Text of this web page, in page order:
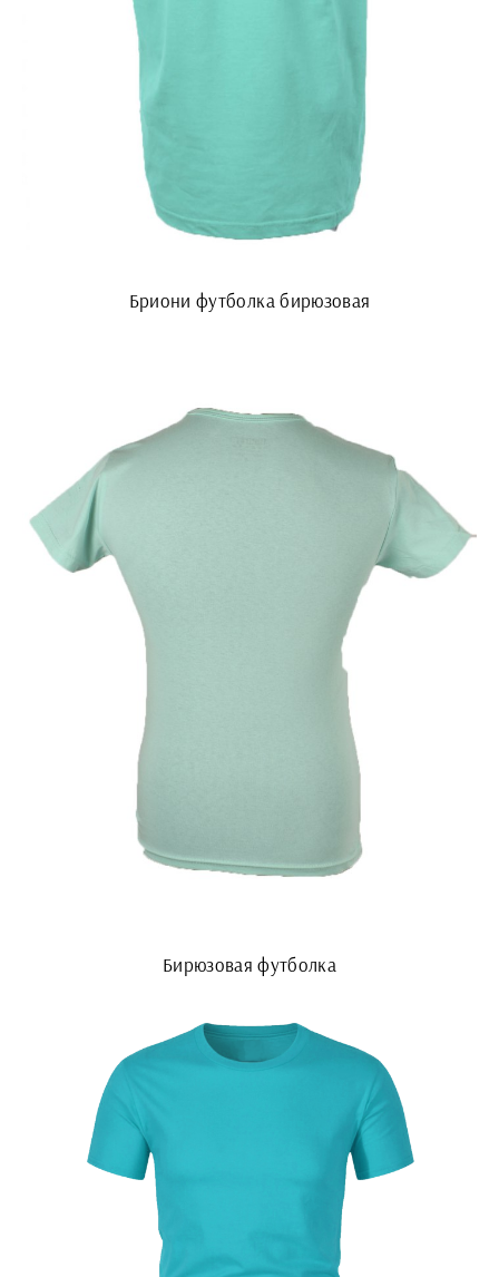
Бриони футболка бирюзовая
Бирюзовая футболка